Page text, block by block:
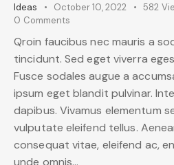
Ideas October 10, 2022 582
0 Comments
Qroin faucibus nec mauris a
tincidunt. Sed eget viverra
Fusce sodales augue a
ipsum eget blandit pulvinar.
dapibus. Vivamus elementum
vulputate eleifend tellus.
consequat vitae, eleifend ac,
unde omnis…